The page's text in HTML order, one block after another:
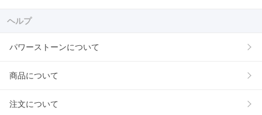
ヘルプ
パワーストーンについて
商品について
注文について